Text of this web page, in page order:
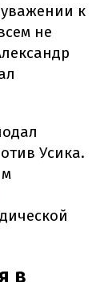
к
не
Усика.
в